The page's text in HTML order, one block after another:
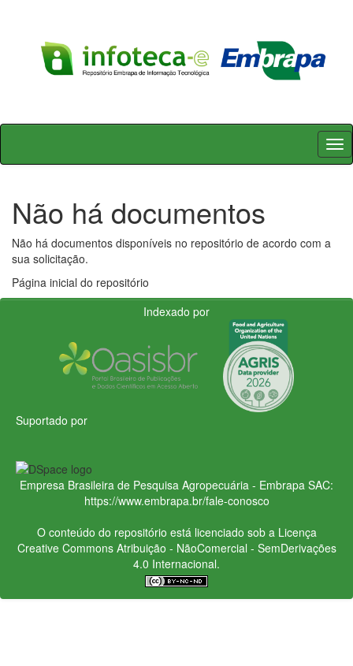
Skip
Não há documentos
Não há documentos disponíveis no repositório de acordo com a
sua solicitação.
Página inicial do repositório
Indexado por
Suportado por
Empresa Brasileira de Pesquisa Agropecuária - Embrapa SAC:
https://www.embrapa.br/fale-conosco
O conteúdo do repositório está licenciado sob a Licença
Creative CommonsAtribuição - NãoComercial - SemDerivações
4.0 Internacional.